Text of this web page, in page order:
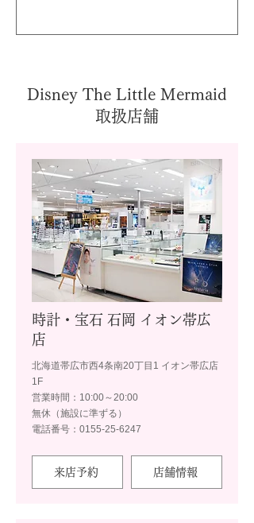
Disney The Little Mermaid
取扱店舗
時計・宝石 石岡 イオン帯広
店
北海道帯広市西4条南20丁目1 イオン帯広店
1F
営業時間：10:00～20:00
無休（施設に準ずる）
電話番号：0155-25-6247
来店予約 店舗情報